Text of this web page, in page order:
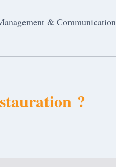
& Communication
?